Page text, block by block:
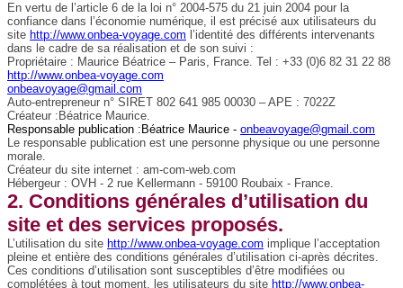
En vertu de l’article 6 de la loi n° 2004-575 du 21 juin 2004 pour la
confiance dans l’économie numérique, il est précisé aux utilisateurs du
site http://www.onbea-voyage.com l’identité des différents intervenants
dans le cadre de sa réalisation et de son suivi :
Propriétaire : Maurice Béatrice – Paris, France. Tel : +33 (0)6 82 31 22 88
http://www.onbea-voyage.com
onbeavoyage@gmail.com
Auto-entrepreneur n° SIRET 802 641 985 00030 – APE : 7022Z
Créateur :Béatrice Maurice.
Responsable publication :Béatrice Maurice - onbeavoyage@gmail.com
Le responsable publication est une personne physique ou une personne
morale.
Créateur du site internet : am-com-web.com
Hébergeur : OVH - 2 rue Kellermann - 59100 Roubaix - France.
2. Conditions générales d’utilisation du
site et des services proposés.
L’utilisation du site http://www.onbea-voyage.com implique l’acceptation
pleine et entière des conditions générales d’utilisation ci-après décrites.
Ces conditions d’utilisation sont susceptibles d’être modifiées ou
complétées à tout moment, les utilisateurs du site http://www.onbea-